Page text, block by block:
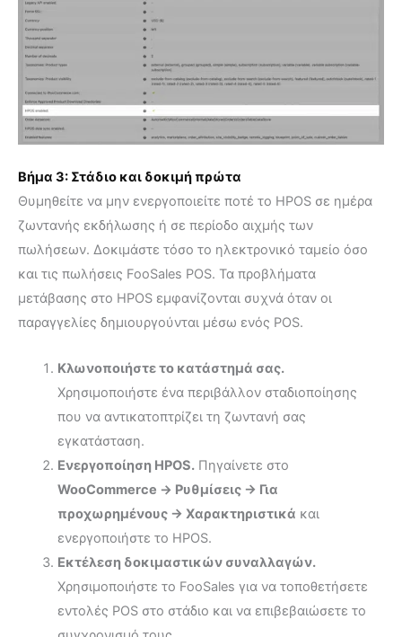
Βήμα 3: Στάδιο και δοκιμή πρώτα
Θυμηθείτε να μην ενεργοποιείτε ποτέ το HPOS σε ημέρα
ζωντανής εκδήλωσης ή σε περίοδο αιχμής των
πωλήσεων. Δοκιμάστε τόσο το ηλεκτρονικό ταμείο όσο
και τις πωλήσεις FooSales POS. Τα προβλήματα
μετάβασης στο HPOS εμφανίζονται συχνά όταν οι
παραγγελίες δημιουργούνται μέσω ενός POS.
Κλωνοποιήστε το κατάστημά σας.
Χρησιμοποιήστε ένα περιβάλλον σταδιοποίησης
που να αντικατοπτρίζει τη ζωντανή σας
εγκατάσταση.
Ενεργοποίηση HPOS.Πηγαίνετε στο
WooCommerce → Ρυθμίσεις → Για
προχωρημένους → Χαρακτηριστικά και
ενεργοποιήστε το HPOS.
Εκτέλεση δοκιμαστικών συναλλαγών.
Χρησιμοποιήστε το FooSales για να τοποθετήσετε
εντολές POS στο στάδιο και να επιβεβαιώσετε το